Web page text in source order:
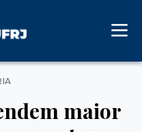
maior